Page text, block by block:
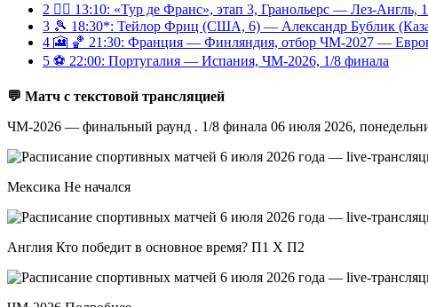
2 🚴‍♀️ 13:10: «Тур де Франс», этап 3, Гранольерс — Лез-Англь,
3 🎾 18:30*: Тейлор Фриц (США, 6) — Александр Бублик
4 🎦 🏀 21:30: Франция — Финляндия, отбор ЧМ-2027 —
5 ⚽️ 22:00: Португалия — Испания, ЧМ-2026, 1/8 финала
💬 Матч с текстовой трансляцией
ЧМ-2026 — финальный раунд . 1/8 финала 06 июля 2026,
Мексика Не начался
Англия Кто победит в основное время? П1 X П2